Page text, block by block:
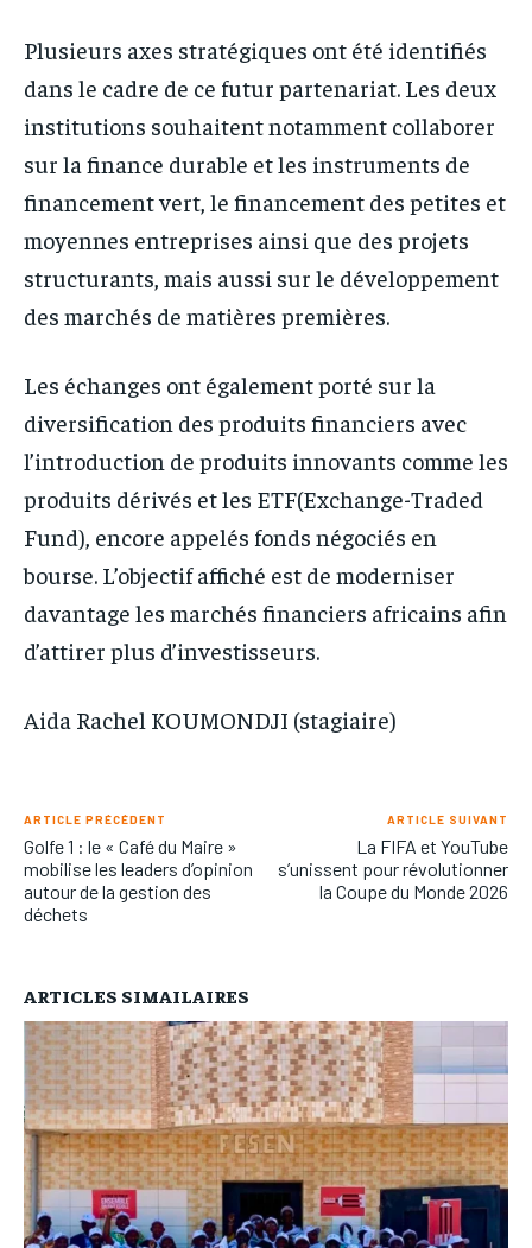
Plusieurs axes stratégiques ont été identifiés
dans le cadre de ce futur partenariat. Les deux
institutions souhaitent notamment collaborer
sur la finance durable et les instruments de
financement vert, le financement des petites et
moyennes entreprises ainsi que des projets
structurants, mais aussi sur le développement
des marchés de matières premières.
Les échanges ont également porté sur la
diversification des produits financiers avec
l’introduction de produits innovants comme les
produits dérivés et les ETF(Exchange-Traded
Fund), encore appelés fonds négociés en
bourse. L’objectif affiché est de moderniser
davantage les marchés financiers africains afin
d’attirer plus d’investisseurs.
Aida Rachel KOUMONDJI (stagiaire)
ARTICLE PRÉCÉDENT
Golfe 1 : le « Café du Maire »
mobilise les leaders d’opinion
autour de la gestion des
déchets
ARTICLE SUIVANT
La FIFA et YouTube
s’unissent pour révolutionner
la Coupe du Monde 2026
ARTICLES SIMAILAIRES